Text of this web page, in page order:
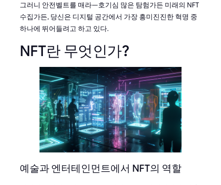
그러니 안전벨트를 매라—호기심 많은 탐험가든 미래의 NFT
수집가든, 당신은 디지털 공간에서 가장 흥미진진한 혁명 중
하나에 뛰어들려고 하고 있다.
NFT란 무엇인가?
예술과 엔터테인먼트에서 NFT의 역할